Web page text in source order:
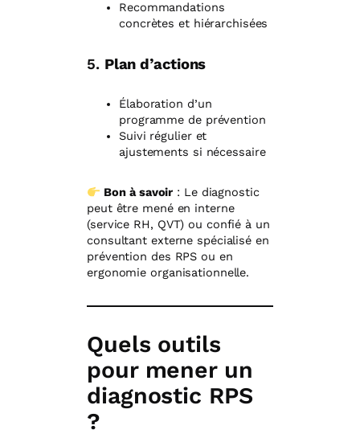
Recommandations
concrètes et hiérarchisées
5. Plan d’actions
Élaboration d’un
programme de prévention
Suivi régulier et
ajustements si nécessaire
Bon à savoir : Le diagnostic
peut être mené en interne
(service RH, QVT) ou confié à un
consultant externe spécialisé en
prévention des RPS ou en
ergonomie organisationnelle.
Quels outils
pour mener un
diagnostic RPS
?